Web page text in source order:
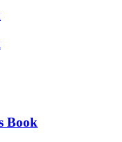
Book